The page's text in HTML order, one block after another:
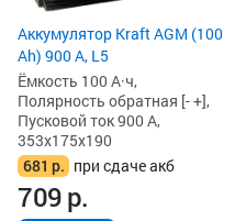
Аккумулятор Kraft AGM (100
Ah) 900 А, L5
Ёмкость 100 А·ч,
Полярность обратная [- +],
Пусковой ток 900 А,
353x175x190
681 р. при сдаче акб
709р.